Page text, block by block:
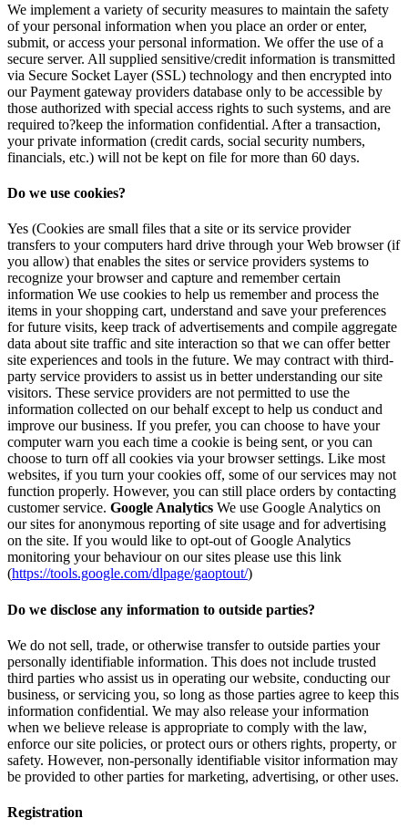
We implement a variety of security measures to maintain the safety
of your personal information when you place an order or enter,
submit, or access your personal information. We offer the use of a
secure server. All supplied sensitive/credit information is transmitted
via Secure Socket Layer (SSL) technology and then encrypted into
our Payment gateway providers database only to be accessible by
those authorized with special access rights to such systems, and are
required to?keep the information confidential. After a transaction,
your private information (credit cards, social security numbers,
financials, etc.) will not be kept on file for more than 60 days.
Do we use cookies?
Yes (Cookies are small files that a site or its service provider
transfers to your computers hard drive through your Web browser (if
you allow) that enables the sites or service providers systems to
recognize your browser and capture and remember certain
information We use cookies to help us remember and process the
items in your shopping cart, understand and save your preferences
for future visits, keep track of advertisements and compile aggregate
data about site traffic and site interaction so that we can offer better
site experiences and tools in the future. We may contract with third-
party service providers to assist us in better understanding our site
visitors. These service providers are not permitted to use the
information collected on our behalf except to help us conduct and
improve our business. If you prefer, you can choose to have your
computer warn you each time a cookie is being sent, or you can
choose to turn off all cookies via your browser settings. Like most
websites, if you turn your cookies off, some of our services may not
function properly. However, you can still place orders by contacting
customer service. Google Analytics We use Google Analytics on
our sites for anonymous reporting of site usage and for advertising
on the site. If you would like to opt-out of Google Analytics
monitoring your behaviour on our sites please use this link
(https://tools.google.com/dlpage/gaoptout/)
Do we disclose any information to outside parties?
We do not sell, trade, or otherwise transfer to outside parties your
personally identifiable information. This does not include trusted
third parties who assist us in operating our website, conducting our
business, or servicing you, so long as those parties agree to keep this
information confidential. We may also release your information
when we believe release is appropriate to comply with the law,
enforce our site policies, or protect ours or others rights, property, or
safety. However, non-personally identifiable visitor information may
be provided to other parties for marketing, advertising, or other uses.
Registration